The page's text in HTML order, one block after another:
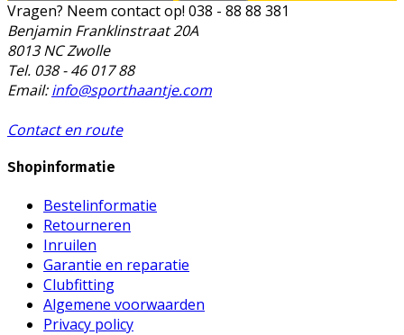
Vragen? Neem contact op! 038 - 88 88 381
Benjamin Franklinstraat 20A
8013 NC Zwolle
Tel. 038 - 46 017 88
Email:info@sporthaantje.com
Contact en route
Shopinformatie
Bestelinformatie
Retourneren
Inruilen
Garantie en reparatie
Clubfitting
Algemene voorwaarden
Privacy policy